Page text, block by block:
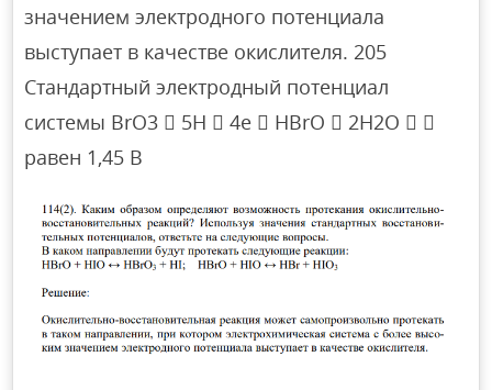
значением электродного потенциала
выступает в качестве окислителя. 205
Стандартный электродный потенциал
системы BrO3  5H  4e  HBrO  2H2O  
равен 1,45 В